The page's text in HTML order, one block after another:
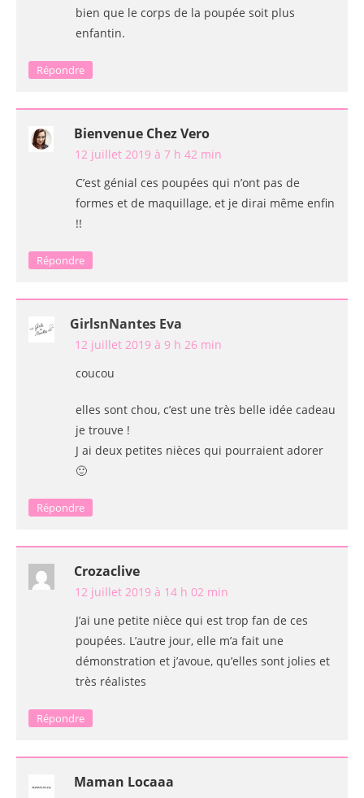
bien que le corps de la poupée soit plus
enfantin.
Répondre
Bienvenue Chez Vero
12 juillet 2019 à 7 h 42 min
C’est génial ces poupées qui n’ont pas de
formes et de maquillage, et je dirai même enfin
!!
Répondre
GirlsnNantes Eva
12 juillet 2019 à 9 h 26 min
coucou
elles sont chou, c’est une très belle idée cadeau
je trouve !
J ai deux petites nièces qui pourraient adorer
🙂
Répondre
Crozaclive
12 juillet 2019 à 14 h 02 min
J’ai une petite nièce qui est trop fan de ces
poupées. L’autre jour, elle m’a fait une
démonstration et j’avoue, qu’elles sont jolies et
très réalistes
Répondre
Maman Locaaa